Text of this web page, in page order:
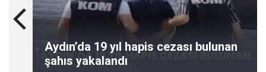
Aydın’da 19 yıl hapis cezası bulunan
şahıs yakalandı